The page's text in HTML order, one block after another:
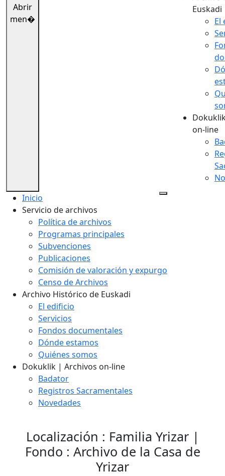
Abrir
men�
Euskadi
El
on-line
Inicio
Servicio de archivos
Política de archivos
Programas principales
Subvenciones
Publicaciones
Comisión de valoración y expurgo
Censo de Archivos
Archivo Histórico de Euskadi
El edificio
Servicios
Fondos documentales
Dónde estamos
Quiénes somos
Dokuklik | Archivos on-line
Badator
Registros Sacramentales
Novedades
Localización : Familia Yrizar |
Fondo : Archivo de la Casa de
Yrizar